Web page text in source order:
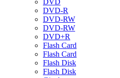
DVD-R
DVD-RW
DVD-RW
DVD+R
Flash Card
Flash Card
Flash Disk
Flash Disk